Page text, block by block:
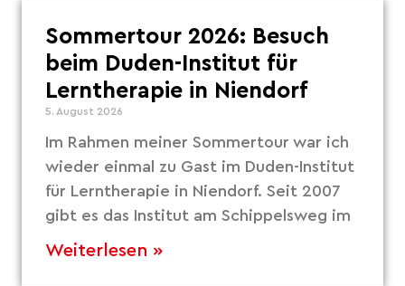
Sommertour 2026: Besuch
beim Duden-Institut für
Lerntherapie in Niendorf
5. August 2026
Im Rahmen meiner Sommertour war ich
wieder einmal zu Gast im Duden-Institut
für Lerntherapie in Niendorf. Seit 2007
gibt es das Institut am Schippelsweg im
Weiterlesen »